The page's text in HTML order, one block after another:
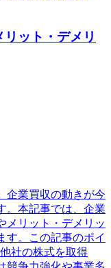
ット・デメリ
企業買収の動きが今
。本記事では、企業
メリット・デメリッ
す。この記事のポイ
社の株式を取得